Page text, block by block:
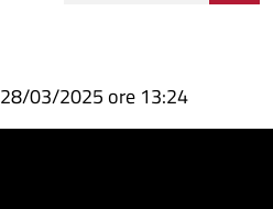
su
Facebook
Condividi
su
Condividi
28/03/2025 ore 13:24